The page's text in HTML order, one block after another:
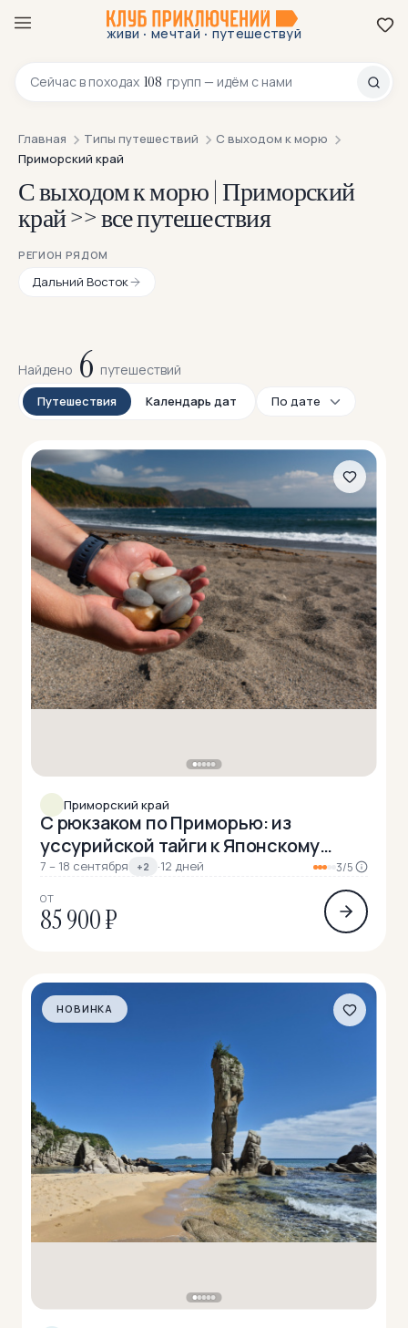
живи · мечтай · путешествуй
Сейчас в походах 108 групп — идём с нами
8 800 200-70-23
Главная Типы путешествий
С выходом к морю
Приморский край
С выходом к морю | Приморский
край >> все путешествия
РЕГИОН РЯДОМ
Дальний Восток
Найдено 6 путешествий
Путешествия Календарь дат
Приморский край
С рюкзаком по Приморью: из
уссурийской тайги к Японскому
морю
7 – 18 сентября +2 ·12 дней 3/5
ОТ
85 900 ₽
НОВИНКА